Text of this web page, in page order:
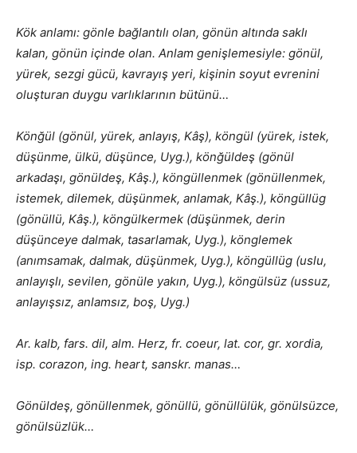
Kök anlamı: gönle bağlantılı olan, gönün altında saklı
kalan, gönün içinde olan. Anlam genişlemesiyle: gönül,
yürek, sezgi gücü, kavrayış yeri, kişinin soyut evrenini
oluşturan duygu varlıklarının bütünü…
Könğül (gönül, yürek, anlayış, Kâş), köngül (yürek, istek,
düşünme, ülkü, düşünce, Uyg.), könğüldeş (gönül
arkadaşı, gönüldeş, Kâş.), köngüllenmek (gönüllenmek,
istemek, dilemek, düşünmek, anlamak, Kâş.), köngüllüg
(gönüllü, Kâş.), köngülkermek (düşünmek, derin
düşünceye dalmak, tasarlamak, Uyg.), könglemek
(anımsamak, dalmak, düşünmek, Uyg.), köngüllüg (uslu,
anlayışlı, sevilen, gönüle yakın, Uyg.), köngülsüz (ussuz,
anlayışsız, anlamsız, boş, Uyg.)
Ar. kalb, fars. dil, alm. Herz, fr. coeur, lat. cor, gr. xordia,
isp. corazon, ing. heart, sanskr. manas…
Gönüldeş, gönüllenmek, gönüllü, gönüllülük, gönülsüzce,
gönülsüzlük…